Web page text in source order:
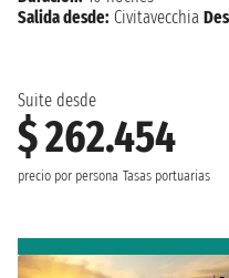
Suite desde
$ 262.454
precio por persona Tasas portuarias
Salida desde: Civitavecchia